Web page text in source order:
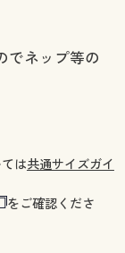
でネップ等の
は共通サイズガイ
をご確認くださ